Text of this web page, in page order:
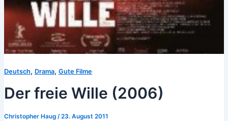
Deutsch, Drama, Gute Filme
Der freie Wille (2006)
Christopher Haug /23. August 2011